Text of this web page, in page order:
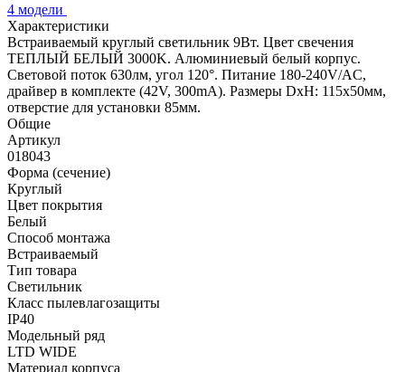
4 модели
Характеристики
Встраиваемый круглый светильник 9Вт. Цвет свечения
ТЕПЛЫЙ БЕЛЫЙ 3000K. Алюминиевый белый корпус.
Световой поток 630лм, угол 120°. Питание 180-240V/AC,
драйвер в комплекте (42V, 300mA). Размеры DxH: 115x50мм,
отверстие для установки 85мм.
Общие
Артикул
018043
Форма (сечение)
Круглый
Цвет покрытия
Белый
Способ монтажа
Встраиваемый
Тип товара
Светильник
Класс пылевлагозащиты
IP40
Модельный ряд
LTD WIDE
Материал корпуса